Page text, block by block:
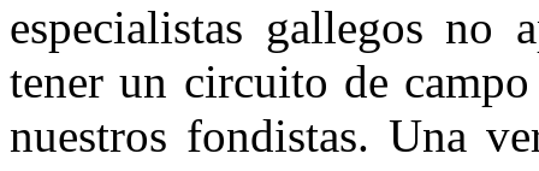
especialistas gallegos no
tener un circuito de
nuestros fondistas. Una